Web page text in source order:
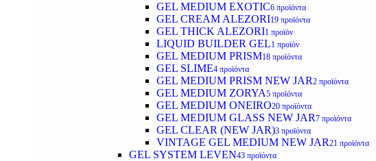
GEL MEDIUM EXOTIC6 προϊόντα
GEL CREAM ALEZORI19 προϊόντα
GEL THICK ALEZORI1 προϊόν
LIQUID BUILDER GEL1 προϊόν
GEL MEDIUM PRISM18 προϊόντα
GEL SLIME4 προϊόντα
GEL MEDIUM PRISM NEW JAR2 προϊόντα
GEL MEDIUM ZORYA5 προϊόντα
GEL MEDIUM ONEIRO20 προϊόντα
GEL MEDIUM GLASS NEW JAR7 προϊόντα
GEL CLEAR (NEW JAR)3 προϊόντα
VINTAGE GEL MEDIUM NEW JAR21 προϊόντα
GEL SYSTEM LEVEN43 προϊόντα